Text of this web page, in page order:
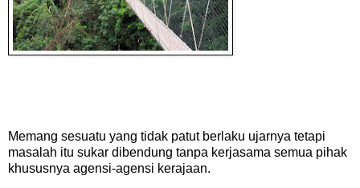
Memang sesuatu yang tidak patut berlaku ujarnya tetapi
masalah itu sukar dibendung tanpa kerjasama semua pihak
khususnya agensi-agensi kerajaan.